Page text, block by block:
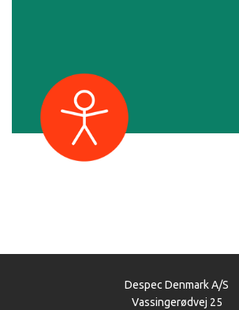
Despec Denmark A/S
Vassingerødvej 25